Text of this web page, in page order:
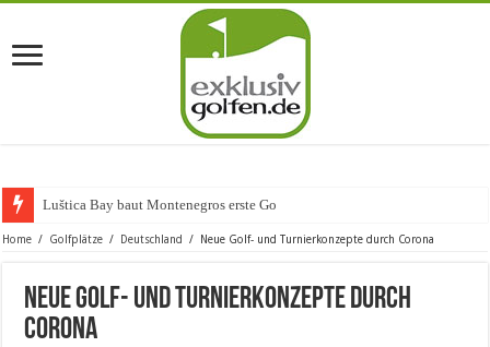
Luštica Bay baut Montenegros erste Golf-Communi
Home / Golfplätze / Deutschland / Neue Golf- und Turnierkonzepte durch Corona
Neue Golf- und Turnierkonzepte durch
Corona